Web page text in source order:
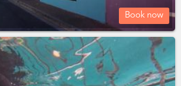
Book now